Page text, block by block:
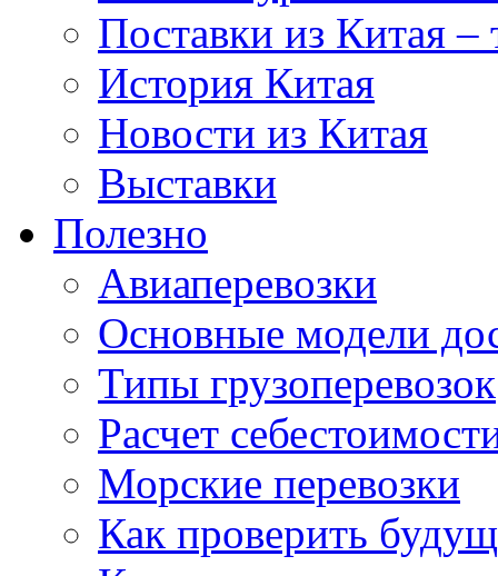
Поставки из Китая
История Китая
Новости из Китая
Выставки
Полезно
Авиаперевозки
Основные модели
Типы грузоперевозок
Расчет
Морские перевозки
Как проверить